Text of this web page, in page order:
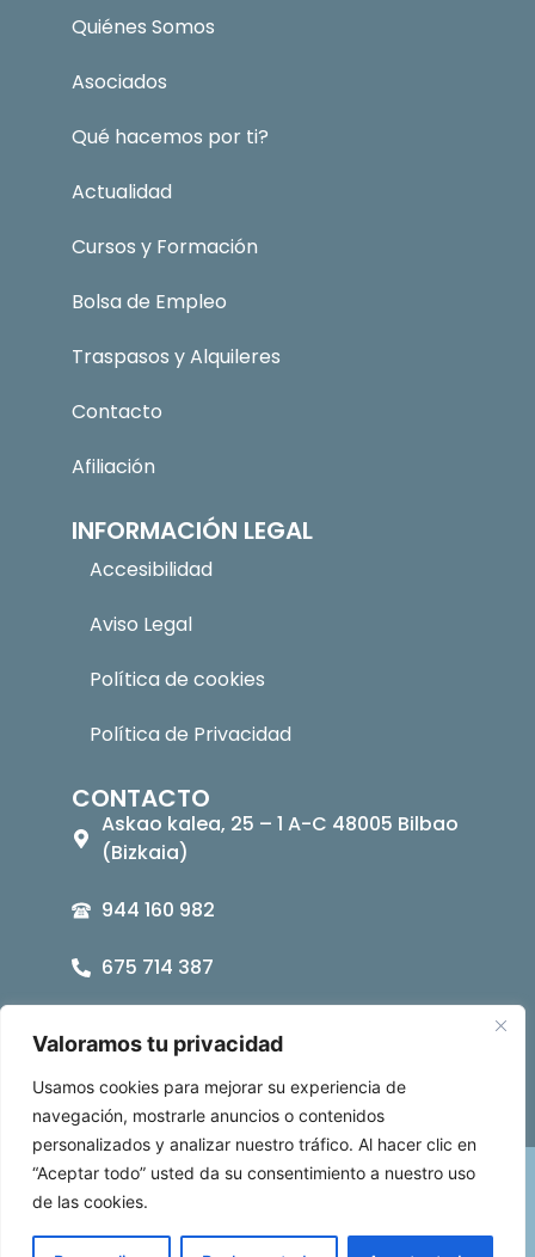
Valoramos tu privacidad
Usamos cookies para mejorar su experiencia de
navegación, mostrarle anuncios o contenidos
personalizados y analizar nuestro tráfico. Al hacer clic en
“Aceptar todo” usted da su consentimiento a nuestro uso
de las cookies.
Quiénes Somos
Asociados
Qué hacemos por ti?
Actualidad
Cursos y Formación
Bolsa de Empleo
Traspasos y Alquileres
Contacto
Afiliación
INFORMACIÓN LEGAL
Accesibilidad
Aviso Legal
Política de cookies
Política de Privacidad
CONTACTO
Askao kalea, 25 – 1 A-C 48005 Bilbao
(Bizkaia)
944 160 982
675 714 387
BIPE Bizkaia © 2026